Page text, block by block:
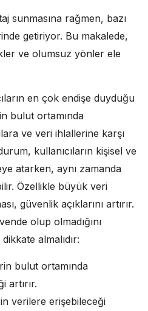
sunmasına rağmen, bazı
getiriyor. Bu makalede,
ve olumsuz yönler ele
en çok endişe duyduğu
bulut ortamında
ve veri ihlallerine karşı
kullanıcıların kişisel ve
atarken, aynı zamanda
Özellikle büyük veri
güvenlik açıklarını artırır.
olup olmadığını
almalıdır:
bulut ortamında
artırır.
verilere erişebileceği